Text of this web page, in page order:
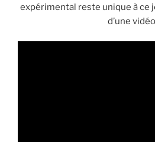
expérimental reste unique à ce
d’une